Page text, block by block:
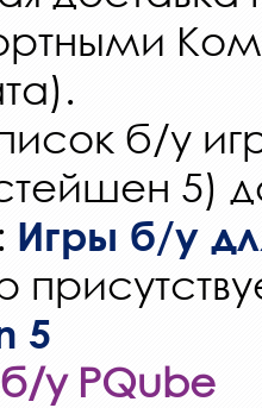
б/у
5)
Игры б/у
5
у PQube